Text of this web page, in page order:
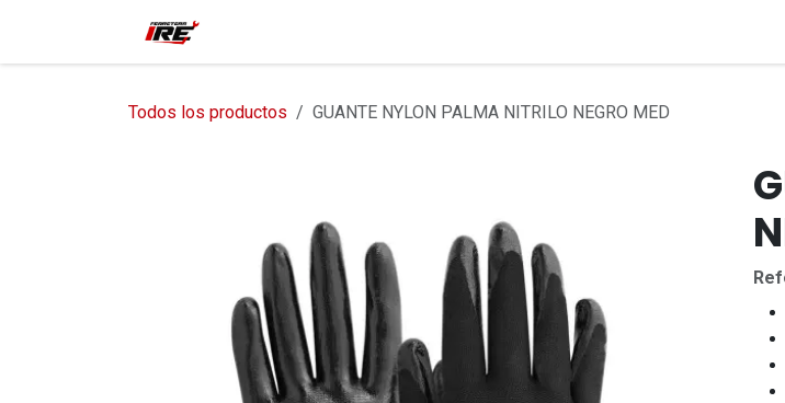
Todos los productos GUANTE NYLON PALMA NITRILO NEGRO MED